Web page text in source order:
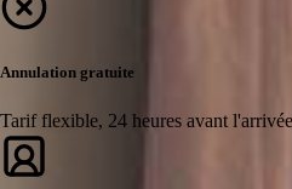
Annulation gratuite
Tarif flexible, 24 heures avant